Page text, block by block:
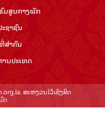
ມ​ສູນ​ກາງ​ພັກ
ຊາ​ຊົນ
ສຳ​ຄັນ
ນ​ປະ​ເທດ
ສະຫງວນໄວ້ເຊິງສິດ
ດ